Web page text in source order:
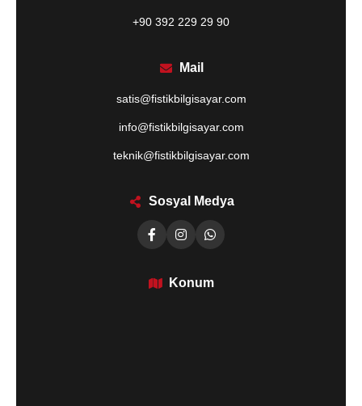
+90 392 229 29 90
Mail
satis@fistikbilgisayar.com
info@fistikbilgisayar.com
teknik@fistikbilgisayar.com
Sosyal Medya
Konum